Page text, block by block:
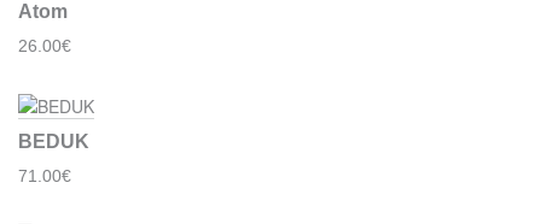
Atom
26.00€
BEDUK
71.00€